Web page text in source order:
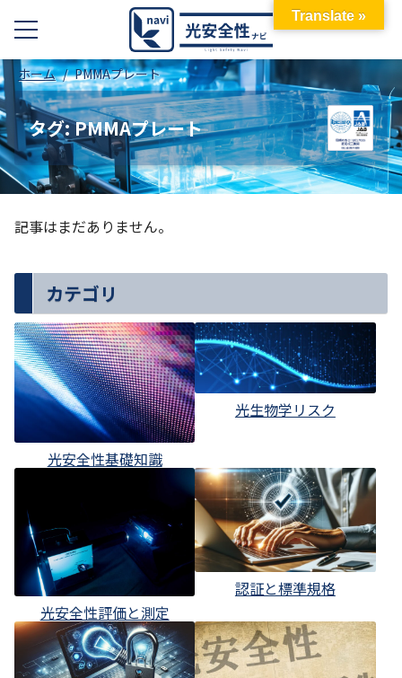
ホーム PMMAプレート
タグ:PMMAプレート
記事はまだありません。
カテゴリ
光安全性基礎知識
光生物学リスク
光安全性評価と測定
認証と標準規格
Translate »